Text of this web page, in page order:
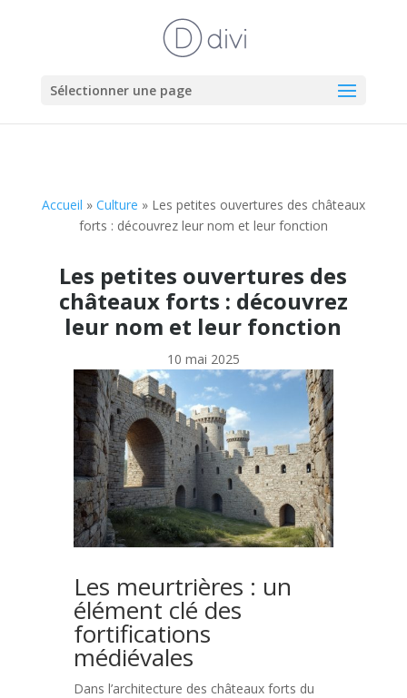
Sélectionner une page
Accueil » Culture » Les petites ouvertures des châteaux
forts : découvrez leur nom et leur fonction
Les petites ouvertures des
châteaux forts : découvrez
leur nom et leur fonction
10 mai 2025
Les meurtrières : un
élément clé des
fortifications
médiévales
Dans l’architecture des châteaux forts du